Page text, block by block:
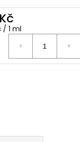
/ 1 ml